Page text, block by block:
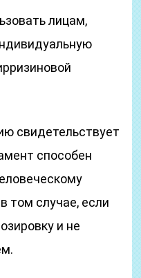
лицам,
свидетельствует
способен
том случае, если
и не